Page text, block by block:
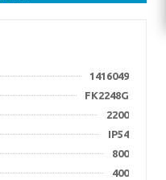
1416049
FK2248G
2200
IP54
800
400